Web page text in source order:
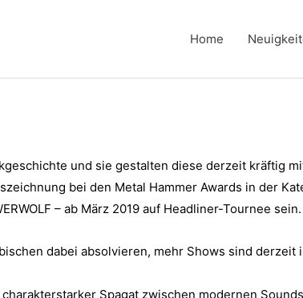
Home
und sie gestalten diese derzeit kräftig
bei den Metal Hammer Awards in der
– ab März 2019 auf Headliner-Tournee sein.
dabei absolvieren, mehr Shows sind derzeit
Spagat zwischen modernen